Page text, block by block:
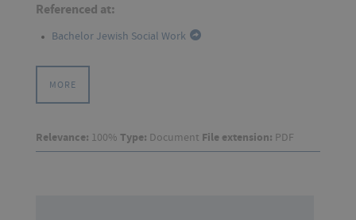
Referenced at:
Bachelor Jewish Social Work
MORE
Relevance: 100% Type: Document File extension: PDF